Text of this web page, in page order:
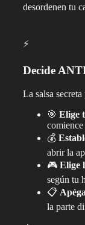
desordenen tu
⚡
Decide
La salsa
🎯 Elige
💰
abrir la
🎮 Elige
según tu
📋
la parte